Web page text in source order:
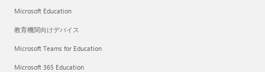
Microsoft Education
教育機関向けデバイス
Microsoft Teams for Education
Microsoft 365 Education